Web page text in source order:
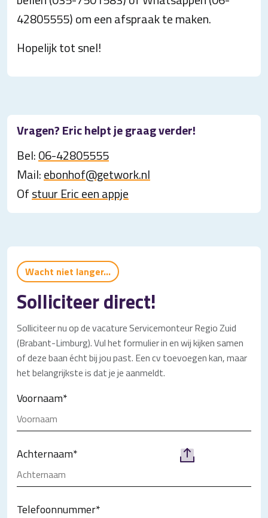
42805555) om een afspraak te maken.
Hopelijk tot snel!
Vragen? Eric helpt je graag verder!
Bel:06-42805555
Mail:ebonhof@getwork.nl
Ofstuur Eric een appje
Wacht niet langer...
Solliciteer direct!
Solliciteer nu op de vacature Servicemonteur Regio Zuid
(Brabant-Limburg). Vul het formulier in en wij kijken samen
of deze baan écht bij jou past. Een cv toevoegen kan, maar
het belangrijkste is dat je je aanmeldt.
Voornaam*
Achternaam*
Telefoonnummer*